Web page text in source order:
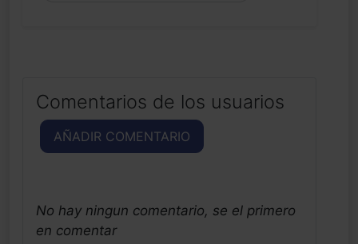
Comentarios de los usuarios
AÑADIR COMENTARIO
No hay ningun comentario, se el primero
en comentar